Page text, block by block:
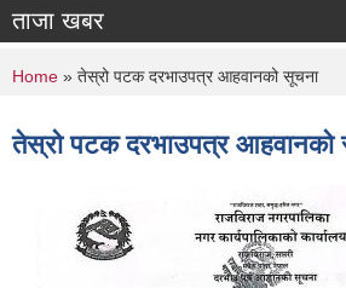
ताजा खबर
You are here
Home » तेस्रो पटक दरभाउपत्र आहवानको सूचना
तेस्रो पटक दरभाउपत्र आहवानको